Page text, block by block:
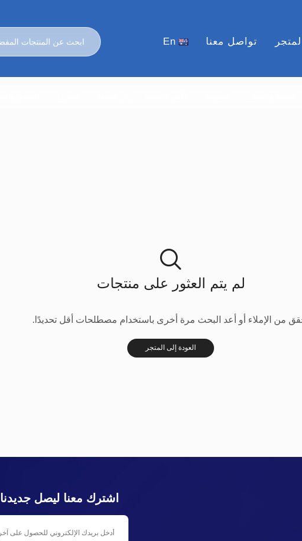
تواصل معنا En
لم يتم العثور على منتجات
من الإملاء أو أعد البحث مرة أخرى باستخدام مصطلحات أقل تحديدًا.
العودة إلى المتجر
اشترك معنا ليصل جديدنا